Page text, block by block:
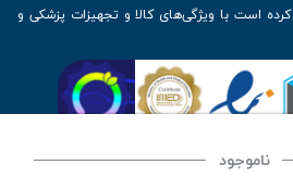
ناموجود
است با ویژگی‌های کالا و تجهیزات پزشکی و
بسیار ارزشمندی را دارا می‌باشد